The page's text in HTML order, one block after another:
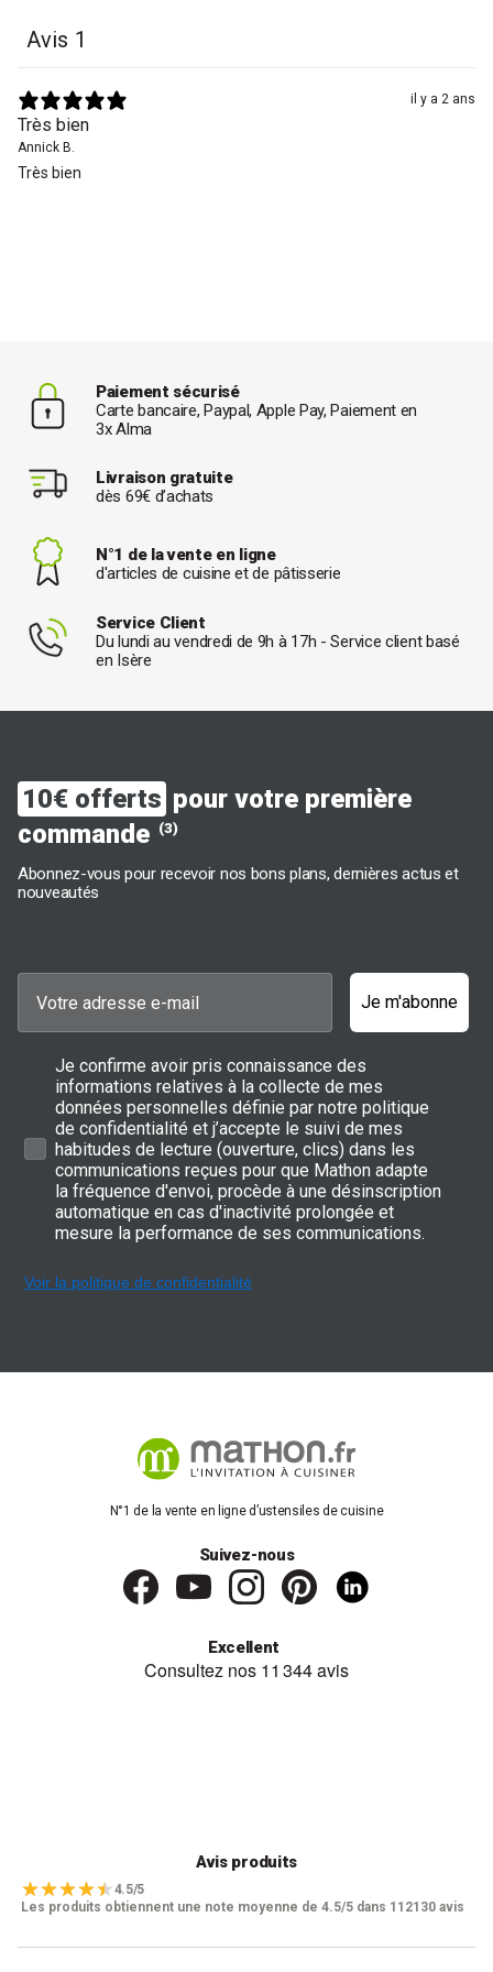
Avis 1
il y a 2 ans
Très bien
Annick B.
Très bien
Paiement sécurisé
Carte bancaire, Paypal, Apple Pay, Paiement en
3x Alma
Livraison gratuite
dès 69€ d’achats
N°1 de la vente en ligne
d'articles de cuisine et de pâtisserie
Service Client
Du lundi au vendredi de 9h à 17h - Service client basé
en Isère
10€ offerts pour votre première
commande (3)
Abonnez-vous pour recevoir nos bons plans, dernières actus et
nouveautés
Je m'abonne
Je confirme avoir pris connaissance des
informations relatives à la collecte de mes
données personnelles définie par notre politique
de confidentialité et j’accepte le suivi de mes
habitudes de lecture (ouverture, clics) dans les
communications reçues pour que Mathon adapte
la fréquence d'envoi, procède à une désinscription
automatique en cas d'inactivité prolongée et
mesure la performance de ses communications.
Voir la politique de confidentialité
N°1 de la vente en ligne d’ustensiles de cuisine
Suivez-nous
Excellent
Avis produits
4.5/5
Les produits obtiennent une note moyenne de 4.5/5 dans 112130 avis